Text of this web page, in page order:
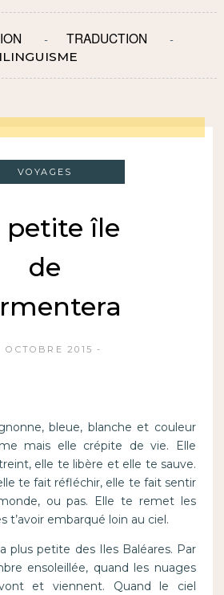
TRADUCTION
VOYAGES
petite île
de
OCTOBRE 2015
bleue, blanche et couleur
mais elle crépite de vie. Elle
elle te libère et elle te sauve.
te fait réfléchir, elle te fait sentir
ou pas. Elle te remet les
t’avoir embarqué loin au ciel.
plus petite des Iles Baléares. Par
ensoleillée, quand les nuages
et viennent. Quand le ciel